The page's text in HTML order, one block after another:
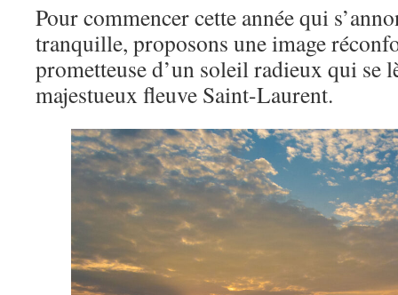
Pour commencer cette année qui
tranquille, proposons une image
prometteuse d’un soleil radieux qui se
majestueux fleuve Saint-Laurent.